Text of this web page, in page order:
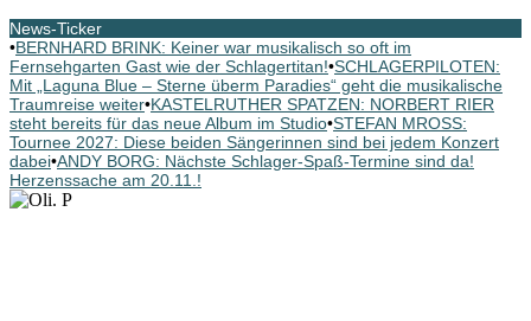
News-Ticker
•BERNHARD BRINK: Keiner war musikalisch so oft im
Fernsehgarten Gast wie der Schlagertitan!•SCHLAGERPILOTEN:
Mit „Laguna Blue – Sterne überm Paradies“ geht die musikalische
Traumreise weiter•KASTELRUTHER SPATZEN: NORBERT RIER
steht bereits für das neue Album im Studio•STEFAN MROSS:
Tournee 2027: Diese beiden Sängerinnen sind bei jedem Konzert
dabei•ANDY BORG: Nächste Schlager-Spaß-Termine sind da!
Herzenssache am 20.11.!